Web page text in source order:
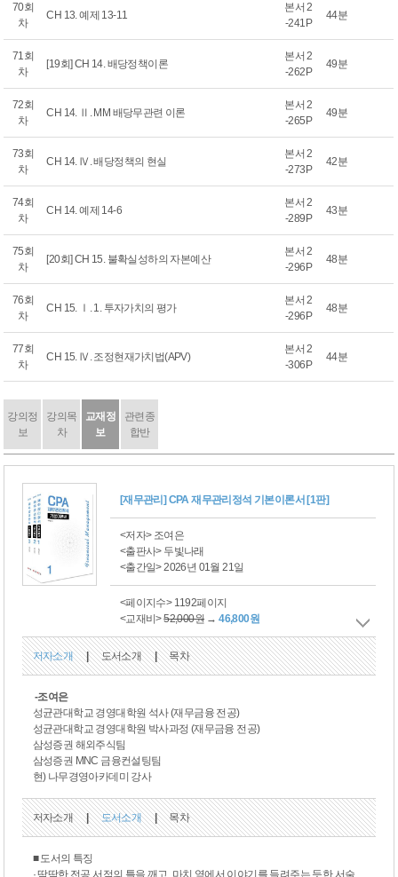
70회
차
CH 13. 예제 13-11
본서 2
-241P
44분
71회
차
[19회] CH 14. 배당정책이론
본서 2
-262P
49분
72회
차
CH 14. Ⅱ. MM 배당무관련 이론
본서 2
-265P
49분
73회
차
CH 14. Ⅳ. 배당정책의 현실
본서 2
-273P
42분
74회
차
CH 14. 예제 14-6
본서 2
-289P
43분
75회
차
[20회] CH 15. 불확실성하의 자본예산
본서 2
-296P
48분
76회
차
CH 15. Ⅰ. 1. 투자가치의 평가
본서 2
-296P
48분
77회
차
CH 15. Ⅳ. 조정현재가치법(APV)
본서 2
-306P
44분
강의정
보
강의목
차
교재정
보
관련종
합반
[재무관리] CPA 재무관리정석 기본이론서 [1판]
<저자> 조여은
<출판사> 두빛나래
<출간일> 2026년 01월 21일
<페이지수> 1192페이지
<교재비>52,000원 →46,800원
저자소개 | 도서소개 | 목차
-조여은
성균관대학교 경영대학원 석사 (재무금융 전공)
성균관대학교 경영대학원 박사과정 (재무금융 전공)
삼성증권 해외주식팀
삼성증권 MNC 금융컨설팅팀
현) 나무경영아카데미 강사
저자소개 | 도서소개 | 목차
■ 도서의 특징
· 딱딱한 전공 서적의 틀을 깨고, 마치 옆에서 이야기를 들려주는 듯한 서술